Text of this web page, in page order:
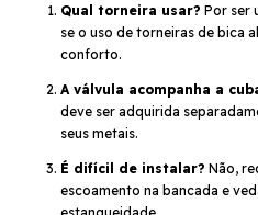
Qual torneira usar? Por ser
se o uso de torneiras de bica
conforto.
A válvula acompanha a
deve ser adquirida
seus metais.
É difícil de instalar? Não,
escoamento na bancada e